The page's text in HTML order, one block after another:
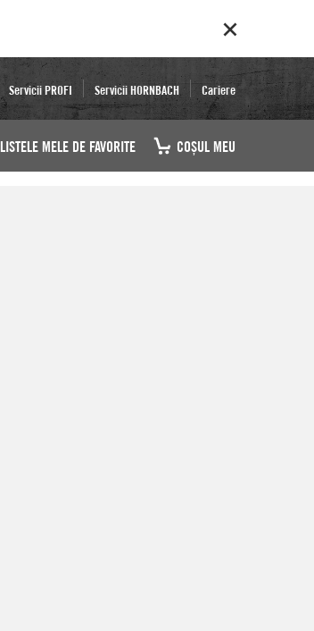
Servicii PROFI Servicii HORNBACH Cariere
LISTELE MELE DE FAVORITE COŞUL MEU